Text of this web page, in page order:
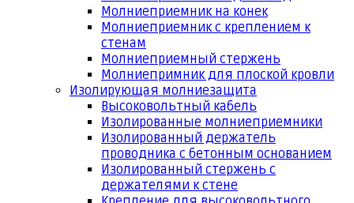
Молниеприемник на конек
Молниеприемник с креплением к
стенам
Молниеприемный стержень
Молниепримник для плоской кровли
Изолирующая молниезащита
Высоковольтный кабель
Изолированные молниеприемники
Изолированный держатель
проводника с бетонным основанием
Изолированный стержень с
держателями к стене